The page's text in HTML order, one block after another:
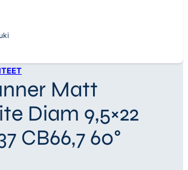
Matt
Diam 9,5×22
CB66,7 60°